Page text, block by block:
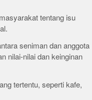
tentang isu
seniman dan anggota
nilai-nilai dan keinginan
tertentu, seperti kafe,